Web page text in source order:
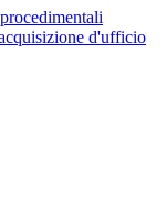
d'ufficio